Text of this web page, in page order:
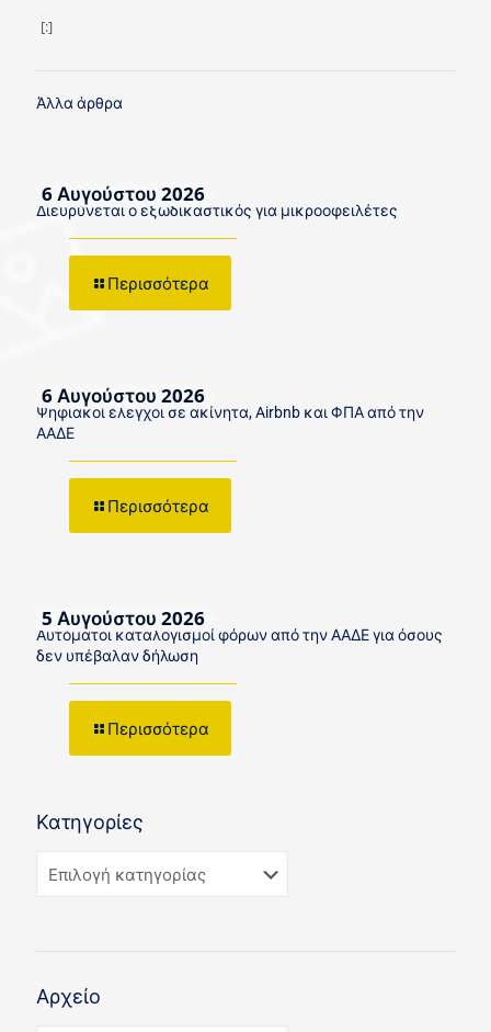
[:]
Άλλα άρθρα
6 Αυγούστου 2026
Διευρύνεται ο εξωδικαστικός για μικροοφειλέτες
Περισσότερα
6 Αυγούστου 2026
Ψηφιακοί έλεγχοι σε ακίνητα, Airbnb και ΦΠΑ από την
ΑΑΔΕ
Περισσότερα
5 Αυγούστου 2026
Αυτόματοι καταλογισμοί φόρων από την ΑΑΔΕ για όσους
δεν υπέβαλαν δήλωση
Περισσότερα
Κατηγορίες
Αρχείο